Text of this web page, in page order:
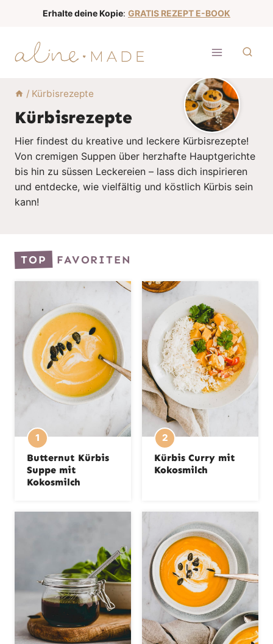
Erhalte deine Kopie: GRATIS REZEPT E-BOOK
/ Kürbisrezepte
Kürbisrezepte
Hier findest du kreative und leckere Kürbisrezepte!
Von cremigen Suppen über herzhafte Hauptgerichte
bis hin zu süssen Leckereien – lass dich inspirieren
und entdecke, wie vielfältig und köstlich Kürbis sein
kann!
TOP FAVORITEN
Butternut Kürbis
Suppe mit
Kokosmilch
Kürbis Curry mit
Kokosmilch